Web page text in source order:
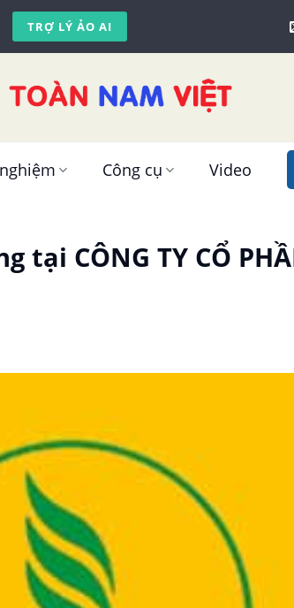
TRỢ LÝ ẢO AI
Công cụ Video
CÔNG TY CỔ